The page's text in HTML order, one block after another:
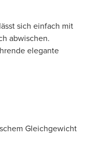
sich einfach mit
abwischen.
elegante
Gleichgewicht